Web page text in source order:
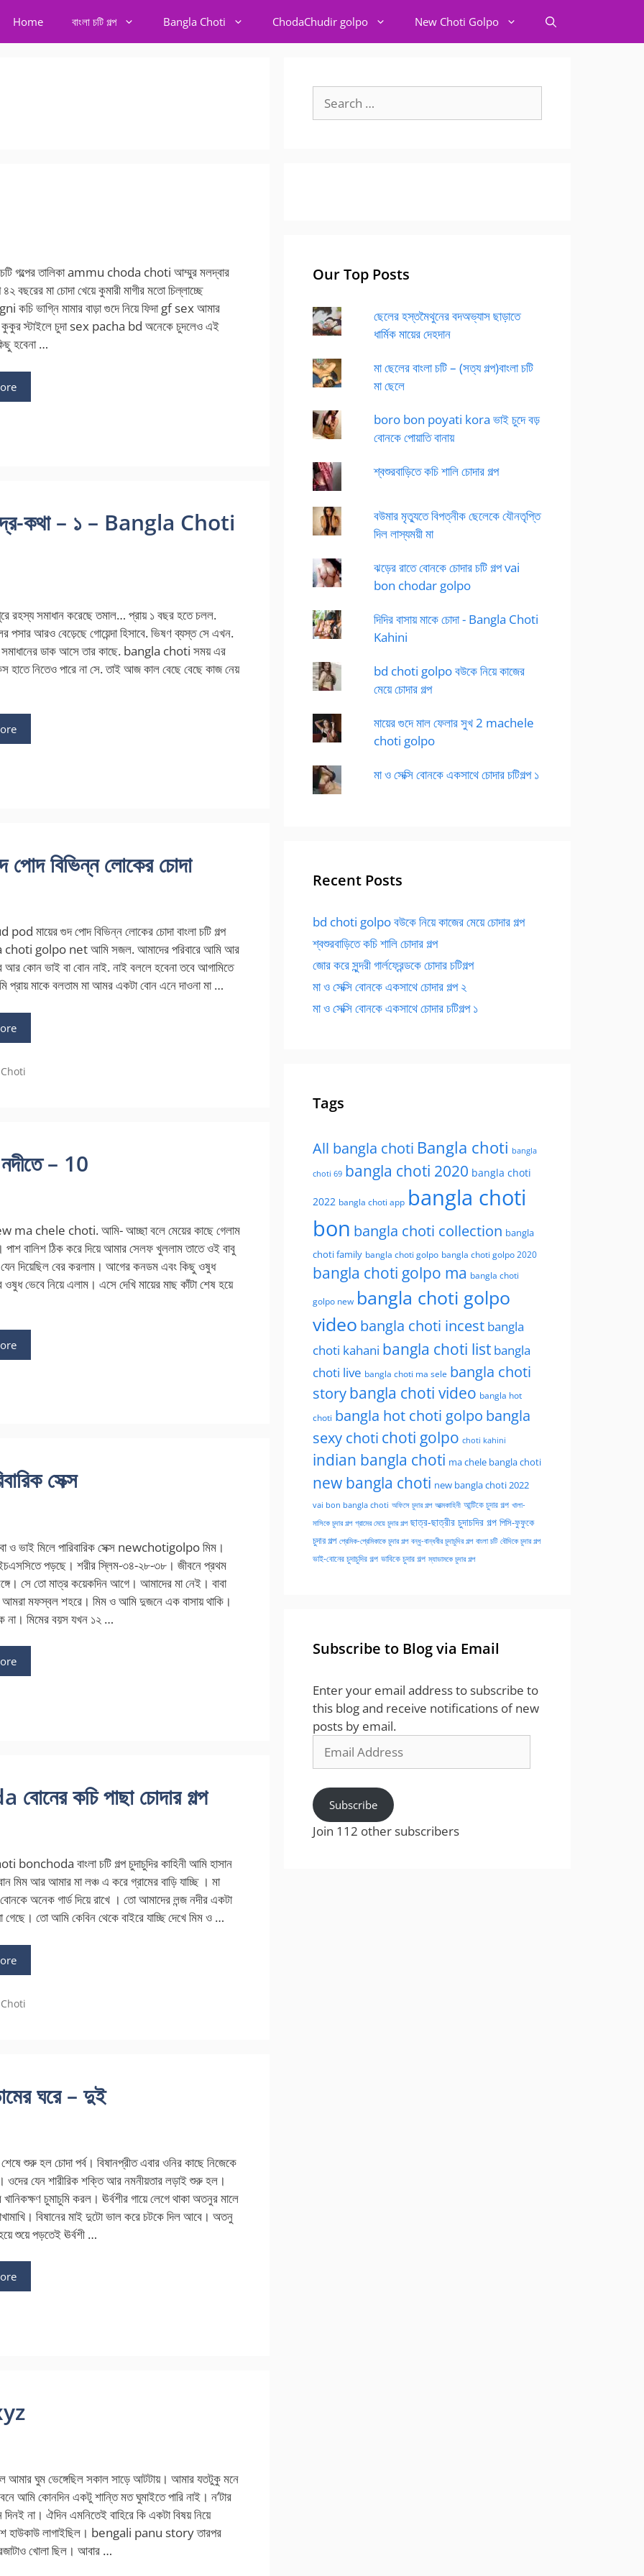
Home বাংলা চটি গল্প Bangla Choti ChodaChudir golpo New Choti Golpo
চটি গল্পের তালিকা ammu choda choti আম্মুর মলদ্বার
৪২ বছরের মা চোদা খেয়ে কুমারী মাগীর মতো চিল্লাচ্ছে
ভাগ্নি মামার বাড়া গুদে নিয়ে ফিদা gf sex আমার
কুকুর স্টাইলে চুদা sex pacha bd অনেকে চুদলেও এই
হবেনা …
কথা – ১ – Bangla Choti
রহস্য সমাধান করেছে তমাল… প্রায় ১ বছর হতে চলল.
পসার আরও বেড়েছে গোয়েন্দা হিসাবে. ভিষণ ব্যস্ত সে এখন.
ডাক আসে তার কাছে. bangla choti সময় এর
হাতে নিতেও পারে না সে. তাই আজ কাল বেছে বেছে কাজ নেয়
বিভিন্ন লোকের চোদা
মায়ের গুদ পোদ বিভিন্ন লোকের চোদা বাংলা চটি গল্প
choti golpo net আমি সজল. আমাদের পরিবারে আমি আর
আর কোন ভাই বা বোন নাই. নাই বললে হবেনা তবে আগামিতে
প্রায় মাকে বলতাম মা আমর একটা বোন এনে দাওনা মা …
– 10
ma chele choti. আমি- আচ্ছা বলে মেয়ের কাছে গেলাম
পাশ বালিশ ঠিক করে দিয়ে আমার সেলফ খুললাম তাতে ওই বাবু
দিয়েছিল বের করলাম। আগের কনডম এবং কিছু ওষুধ
ভেবে নিয়ে এলাম। এসে দেখি মায়ের মাছ কাঁটা শেষ হয়ে
সেক্স
ও ভাই মিলে পারিবারিক সেক্স newchotigolpo মিম।
পড়ছে। শরীর স্লিম-৩৪-২৮-৩৮। জীবনে প্রথম
সে তো মাত্র কয়েকদিন আগে। আমাদের মা নেই। বাবা
আমরা মফস্বল শহরে। মিম ও আমি দুজনে এক বাসায় থাকি।
না। মিমের বয়স যখন ১২ …
কচি পাছা চোদার গল্প
বাংলা চটি গল্প চুদাচুদির কাহিনী আমি হাসান
মিম আর আমার মা লঞ্চ এ করে গ্রামের বাড়ি যাচ্ছি । মা
অনেক গার্ড দিয়ে রাখে । তো আমাদের লন্জ নদীর একটা
গেছে। তো আমি কেবিন থেকে বাইরে যাচ্ছি দেখে মিম ও …
ঘরে – দুই
শেষে শুরু হল চোদা পর্ব। বিষানপ্রীত এবার ওনির কাছে নিজেকে
ওদের যেন শারীরিক শক্তি আর নমনীয়তার লড়াই শুরু হল।
চুমাচুমি করল। ঊর্বশীর গায়ে লেগে থাকা অতনুর মালে
বিষানের মাই দুটো ভাল করে চটকে দিল আবে। অতনু
শুয়ে পড়তেই ঊর্বশী …
আমার ঘুম ভেঙ্গেছিল সকাল সাড়ে আটটায়। আমার যতটুকু মনে
আমি কোনদিন একটু শান্তি মত ঘুমাইতে পারি নাই। ন’টার
না। ঐদিন এমনিতেই বাহিরে কি একটা বিষয় নিয়ে
হাউকাউ লাগাইছিল। bengali panu story তারপর
খোলা ছিল। আবার …
for:
Our Top Posts
ছেলের হস্তমৈথুনের বদঅভ্যাস ছাড়াতে
ধার্মিক মায়ের দেহদান
মা ছেলের বাংলা চটি – (সত্য গল্প)বাংলা চটি
মা ছেলে
boro bon poyati kora ভাই চুদে বড়
বোনকে পোয়াতি বানায়
শ্বশুরবাড়িতে কচি শালি চোদার গল্প
বউমার মৃত্যুতে বিপত্নীক ছেলেকে যৌনতৃপ্তি
দিল লাস্যময়ী মা
ঝড়ের রাতে বোনকে চোদার চটি গল্প vai
bon chodar golpo
দিদির বাসায় মাকে চোদা - Bangla Choti
Kahini
bd choti golpo বউকে নিয়ে কাজের
মেয়ে চোদার গল্প
মায়ের গুদে মাল ফেলার সুখ 2 machele
choti golpo
মা ও সেক্সি বোনকে একসাথে চোদার চটিগল্প ১
Recent Posts
bd choti golpo বউকে নিয়ে কাজের মেয়ে চোদার গল্প
শ্বশুরবাড়িতে কচি শালি চোদার গল্প
জোর করে সুন্দরী গার্লফ্রেন্ডকে চোদার চটিগল্প
মা ও সেক্সি বোনকে একসাথে চোদার গল্প ২
মা ও সেক্সি বোনকে একসাথে চোদার চটিগল্প ১
Tags
All bangla choti Bangla choti bangla
choti 69 bangla choti 2020 bangla choti
2022 bangla choti app bangla choti
bon bangla choti collection bangla
choti family bangla choti golpo bangla choti golpo 2020
bangla choti golpo ma bangla choti
golpo new bangla choti golpo
video bangla choti incest bangla
choti kahani bangla choti list bangla
choti live bangla choti ma sele bangla choti
storybangla choti video bangla hot
choti bangla hot choti golpo bangla
sexy choti choti golpo choti kahini
indian bangla choti ma chele bangla choti
new bangla choti new bangla choti 2022
vai bon bangla choti অফিসে চুদার গল্প আত্মকাহিনী আন্টিকে চুদার গল্প খালা-
মাসিকে চুদার গল্প গ্রামের মেয়ে চুদার গল্প ছাত্র-ছাত্রীর চুদাচদির গল্প পিসি-ফুফুকে
চুদার গল্প প্রেমিক-প্রেমিকাকে চুদার গল্প বন্ধু-বান্ধবীর চুদাচুদির গল্প বাংলা চটি বৌদিকে চুদার গল্প
ভাই-বোনের চুদাচুদির গল্প ভাবিকে চুদার গল্প ম্যাডামকে চুদার গল্প
Subscribe to Blog via Email
Enter your email address to subscribe to
this blog and receive notifications of new
posts by email.
Address
Subscribe
Join 112 other subscribers